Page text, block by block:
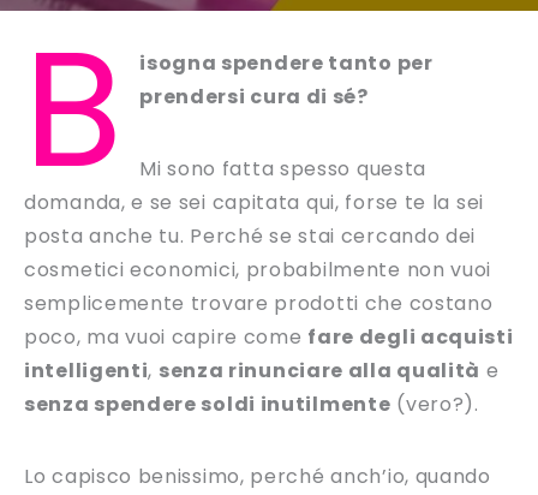
B
isogna spendere tanto per
prendersi cura di sé?
Mi sono fatta spesso questa
domanda, e se sei capitata qui, forse te la sei
posta anche tu. Perché se stai cercando dei
cosmetici economici, probabilmente non vuoi
semplicemente trovare prodotti che costano
poco, ma vuoi capire come fare degli acquisti
intelligenti, senza rinunciare alla qualità e
senza spendere soldi inutilmente (vero?).
Lo capisco benissimo, perché anch’io, quando